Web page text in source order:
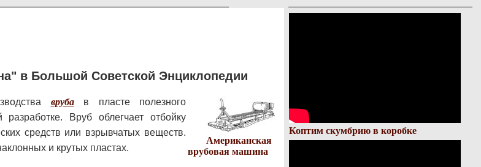
в Большой Советской Энциклопедии
Американская
врубовая машина
врубав пласте полезного
Вруб облегчает отбойку
средств или взрывчатых веществ.
и крутых пластах.
Коптим скумбрию в коробке